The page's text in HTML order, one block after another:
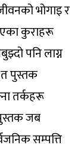
भोगाइ र
कुराहरू
पनि लाग्न
त पुस्तक
तर्कहरू
जब
सम्पत्ति